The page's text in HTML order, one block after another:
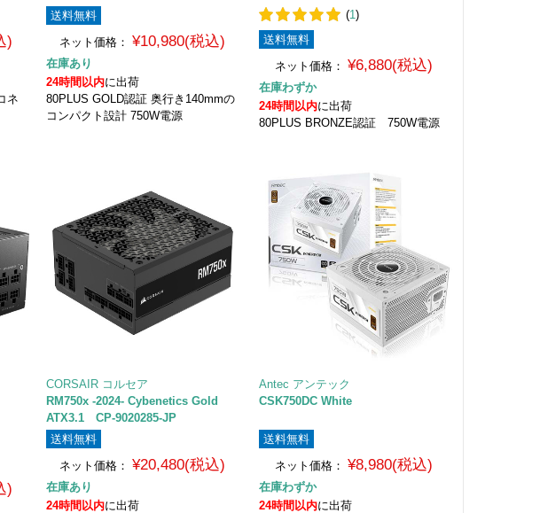
)
ネ
送料無料
ネット価格： ¥10,980(税込)
在庫あり
24時間以内に出荷
80PLUS GOLD認証 奥行き140mmの
コンパクト設計 750W電源
(1)
送料無料
ネット価格：
¥6,880(税込)
在庫わずか
24時間以内に出荷
80PLUS BRONZE認証 750W電源
)
CORSAIR コルセア
RM750x -2024- Cybenetics Gold
ATX3.1 CP-9020285-JP
送料無料
ネット価格： ¥20,480(税込)
在庫あり
24時間以内に出荷
Antec アンテック
CSK750DC White
送料無料
ネット価格：
¥8,980(税込)
在庫わずか
24時間以内に出荷